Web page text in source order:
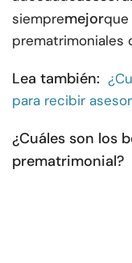
siempremejorque
prematrimoniales
Lea también:
para recibir
¿Cuáles son los
prematrimonial?